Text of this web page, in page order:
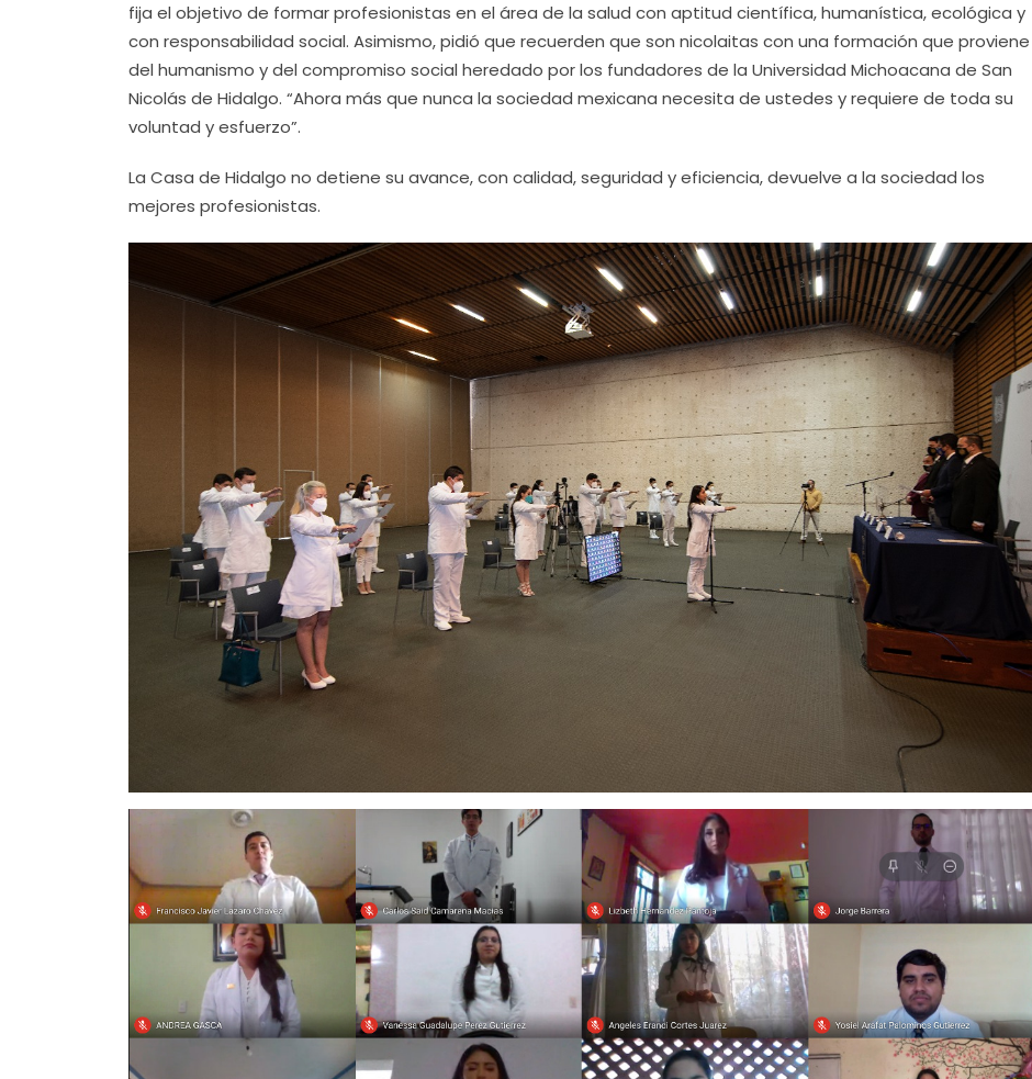
fija el objetivo de formar profesionistas en el área de la salud con aptitud científica, humanística, ecológica y
con responsabilidad social. Asimismo, pidió que recuerden que son nicolaitas con una formación que proviene
del humanismo y del compromiso social heredado por los fundadores de la Universidad Michoacana de San
Nicolás de Hidalgo. “Ahora más que nunca la sociedad mexicana necesita de ustedes y requiere de toda su
voluntad y esfuerzo”.
La Casa de Hidalgo no detiene su avance, con calidad, seguridad y eficiencia, devuelve a la sociedad los
mejores profesionistas.